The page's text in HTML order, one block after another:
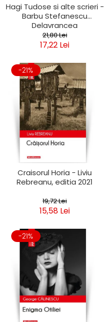
Hagi Tudose si alte scrieri -
Barbu Stefanescu
Delavrancea
21,80 Lei
17,22 Lei
-21%
Craisorul Horia - Liviu
Rebreanu, editia 2021
19,72 Lei
15,58 Lei
-21%